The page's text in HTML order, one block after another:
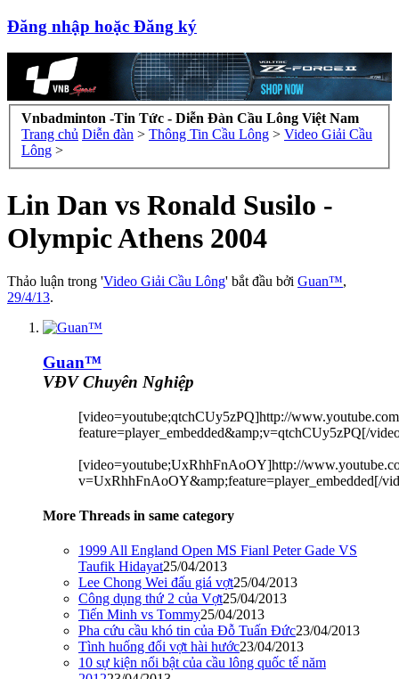
Đăng nhập hoặc Đăng ký
Vnbadminton -Tin Tức - Diễn Đàn Cầu Lông Việt Nam
Trang chủ Diễn đàn > Thông Tin Cầu Lông > Video Giải Cầu
Lông >
Lin Dan vs Ronald Susilo -
Olympic Athens 2004
Thảo luận trong 'Video Giải Cầu Lông' bắt đầu bởi Guan™,
29/4/13.
Guan™
VĐV Chuyên Nghiệp
[video=youtube;qtchCUy5zPQ]http://
feature=player_embedded&amp;v=qtchCUy5zPQ[/
[video=youtube;UxRhhFnAoOY]http://
v=UxRhhFnAoOY&amp;feature=player_embedded[/
More Threads in same category
1999 All England Open MS Fianl Peter Gade VS
Taufik Hidayat25/04/2013
Lee Chong Wei đấu giá vợt25/04/2013
Công dụng thứ 2 của Vợt25/04/2013
Tiến Minh vs Tommy25/04/2013
Pha cứu cầu khó tin của Đỗ Tuấn Đức23/04/2013
Tình huống đổi vợt hài hước23/04/2013
10 sự kiện nổi bật của cầu lông quốc tế năm